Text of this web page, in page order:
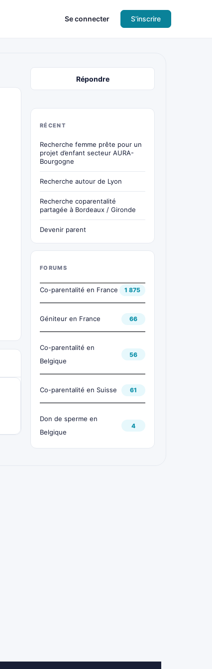
Se connecter S'inscrire
Répondre
RÉCENT
Recherche femme prête pour un
projet d’enfant secteur AURA-
Bourgogne
Recherche autour de Lyon
Recherche coparentalité
partagée à Bordeaux / Gironde
Devenir parent
FORUMS
Co-parentalité en France 1 875
Géniteur en France 66
Co-parentalité en
Belgique
56
Co-parentalité en Suisse 61
Don de sperme en
Belgique
4